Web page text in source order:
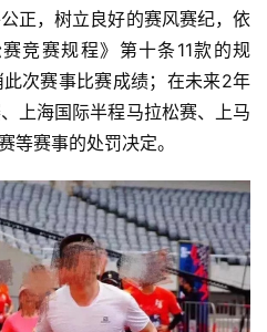
正，树立良好的赛风赛纪，依
竞赛规程》第十条11款的规
次赛事比赛成绩；在未来2年
上海国际半程马拉松赛、上马
等赛事的处罚决定。